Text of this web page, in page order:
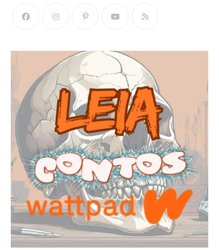
aba
nova
aba
uma
nova
aba
uma
nova
aba
uma
nova
aba